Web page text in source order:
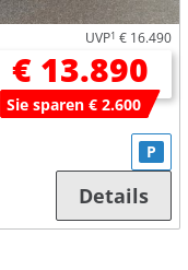
UVP1 € 16.490
€ 13.890
Sie sparen € 2.600
P
Details